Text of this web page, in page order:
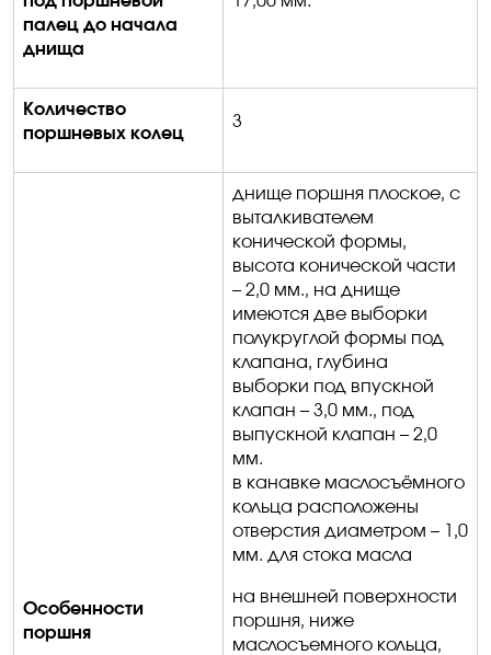
палец до начала
днища
Количество
поршневых колец
3
Особенности
поршня
днище поршня плоское, с
выталкивателем
конической формы,
высота конической части
– 2,0 мм., на днище
имеются две выборки
полукруглой формы под
клапана, глубина
выборки под впускной
клапан – 3,0 мм., под
выпускной клапан – 2,0
мм.
в канавке маслосъёмного
кольца расположены
отверстия диаметром – 1,0
мм. для стока масла
на внешней поверхности
поршня, ниже
маслосъемного кольца,